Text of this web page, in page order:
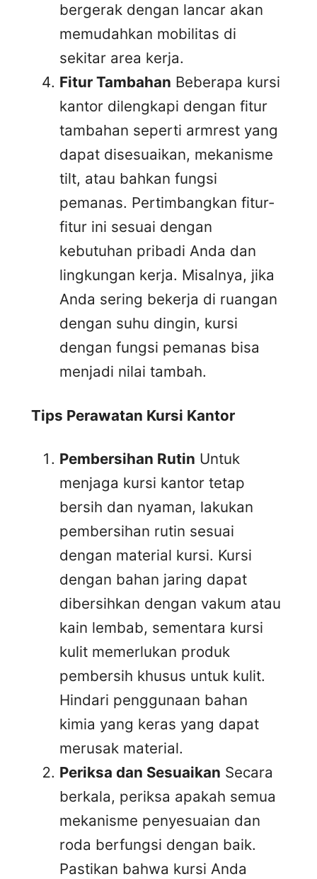
bergerak dengan lancar akan
memudahkan mobilitas di
sekitar area kerja.
Fitur Tambahan Beberapa kursi
kantor dilengkapi dengan fitur
tambahan seperti armrest yang
dapat disesuaikan, mekanisme
tilt, atau bahkan fungsi
pemanas. Pertimbangkan fitur-
fitur ini sesuai dengan
kebutuhan pribadi Anda dan
lingkungan kerja. Misalnya, jika
Anda sering bekerja di ruangan
dengan suhu dingin, kursi
dengan fungsi pemanas bisa
menjadi nilai tambah.
Tips Perawatan Kursi Kantor
Pembersihan Rutin Untuk
menjaga kursi kantor tetap
bersih dan nyaman, lakukan
pembersihan rutin sesuai
dengan material kursi. Kursi
dengan bahan jaring dapat
dibersihkan dengan vakum atau
kain lembab, sementara kursi
kulit memerlukan produk
pembersih khusus untuk kulit.
Hindari penggunaan bahan
kimia yang keras yang dapat
merusak material.
Periksa dan Sesuaikan Secara
berkala, periksa apakah semua
mekanisme penyesuaian dan
roda berfungsi dengan baik.
Pastikan bahwa kursi Anda